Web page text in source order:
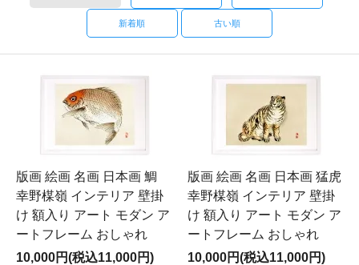
新着順 古い順
版画 絵画 名画 日本画 鯛
幸野楳嶺 インテリア 壁掛
け 額入り アート モダン ア
ートフレーム おしゃれ
10,000円(税込11,000円)
版画 絵画 名画 日本画 猛虎
幸野楳嶺 インテリア 壁掛
け 額入り アート モダン ア
ートフレーム おしゃれ
10,000円(税込11,000円)